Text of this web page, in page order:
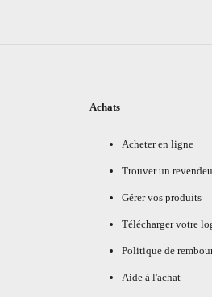
Achats
Acheter en ligne
Trouver un
Gérer vos produits
Télécharger votre
Politique de
Aide à l'achat